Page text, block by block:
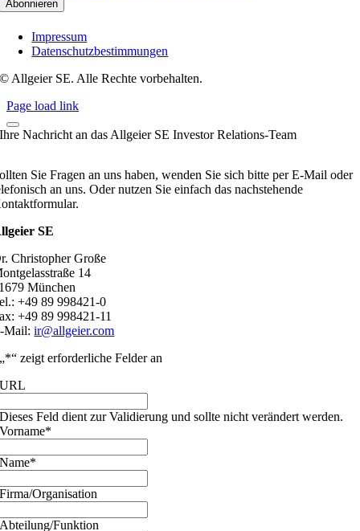
Impressum
Datenschutzbestimmungen
© Allgeier SE. Alle Rechte vorbehalten.
Page load link
Ihre Nachricht an das Allgeier SE Investor Relations-Team
Sie Fragen an uns haben, wenden Sie sich bitte per E-Mail oder
an uns. Oder nutzen Sie einfach das nachstehende
SE
Christopher Große
14
München
+49 89 998421-0
+49 89 998421-11
Mail:ir@allgeier.com
„*“ zeigt erforderliche Felder an
URL
Dieses Feld dient zur Validierung und sollte nicht verändert werden.
Vorname*
Name*
Firma/Organisation
Abteilung/Funktion